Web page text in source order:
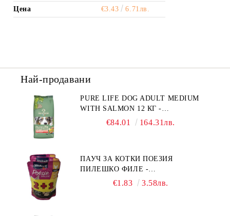
Цена €3.43 6.71лв.
Най-продавани
PURE LIFE DOG ADULT MEDIUM
WITH SALMON 12 КГ -
ПЪЛНОЦЕННА ХРАНА ЗА
БЕЗ ЗЪРНО, БЕЗ ГЛУТЕН.
ПРОИЗВЕДЕНА ВЪВ ФРАНЦИЯ.
€84.01 164.31лв.
ПАУЧ ЗА КОТКИ ПОЕЗИЯ
ПИЛЕШКО ФИЛЕ -
ПРОМОКОМПЛЕКТ 3 БР.
€1.83 3.58лв.